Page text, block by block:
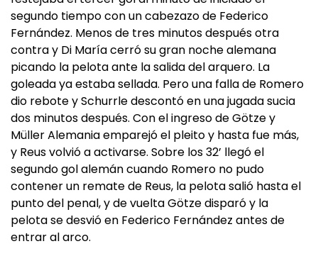
segundo tiempo con un cabezazo de Federico
Fernández. Menos de tres minutos después otra
contra y Di María cerró su gran noche alemana
picando la pelota ante la salida del arquero. La
goleada ya estaba sellada. Pero una falla de Romero
dio rebote y Schurrle descontó en una jugada sucia
dos minutos después. Con el ingreso de Götze y
Müller Alemania emparejó el pleito y hasta fue más,
y Reus volvió a activarse. Sobre los 32’ llegó el
segundo gol alemán cuando Romero no pudo
contener un remate de Reus, la pelota salió hasta el
punto del penal, y de vuelta Götze disparó y la
pelota se desvió en Federico Fernández antes de
entrar al arco.